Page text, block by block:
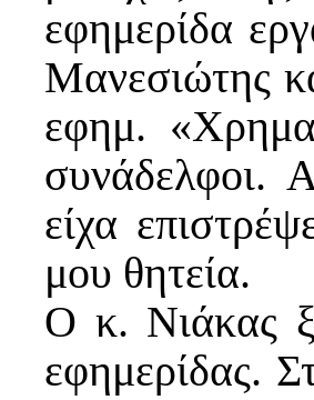
εφημερίδα
Μανεσιώτης
εφημ.
συνάδελφοι.
είχα
μου θητεία.
Ο κ. Νιάκας
εφημερίδας.